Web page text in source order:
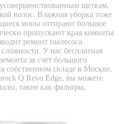
щеткам,
волос. Влажная уборка тоже
мопы оттирают большое
пропускают края комнаты
ремонт пылесоса
У нас бесплатная
за счет большого
собственном складе в Москве.
Q Revo Edge, вы можете
такие как фильтры,